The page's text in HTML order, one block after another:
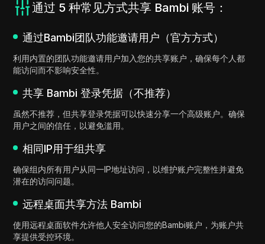
通过 5 种常见方式共享 Bambi 账号：
通过Bambi团队功能邀请用户（官方方式）
利用内置的团队功能邀请用户加入您的共享账户，确保每个人都
能访问而不影响安全性。
共享 Bambi 登录凭据（不推荐）
虽然不推荐，但共享登录凭据可以快速分享一个高级账户。确保
用户之间的信任，以避免滥用。
相同IP用于组共享
确保组内所有用户从同一IP地址访问，以维护账户完整性并避免
潜在的访问问题。
远程桌面共享方法 Bambi
使用远程桌面软件允许他人安全访问您的Bambi账户，为账户共
享提供受控环境。